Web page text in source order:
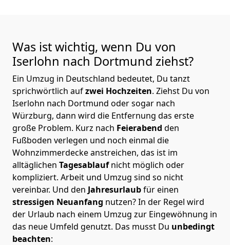
Was ist wichtig, wenn Du von
Iserlohn nach Dortmund ziehst?
Ein Umzug in Deutschland bedeutet, Du tanzt
sprichwörtlich aufzwei Hochzeiten. Ziehst Du von
Iserlohn nach Dortmund oder sogar nach
Würzburg, dann wird die Entfernung das erste
große Problem. Kurz nach Feierabend den
Fußboden verlegen und noch einmal die
Wohnzimmerdecke anstreichen, das ist im
alltäglichen Tagesablaufnicht möglich oder
kompliziert. Arbeit und Umzug sind so nicht
vereinbar. Und den Jahresurlaubfür einen
stressigen Neuanfang nutzen? In der Regel wird
der Urlaub nach einem Umzug zur Eingewöhnung in
das neue Umfeld genutzt. Das musst Du unbedingt
beachten: